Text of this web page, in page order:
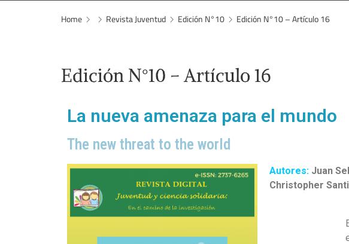
Home Revista Juventud Edición N°10 Edición N°10 – Artículo 16
Edición N°10 – Artículo 16
La nueva amenaza para el mundo
The new threat to the world
Autores: Juan
Christopher